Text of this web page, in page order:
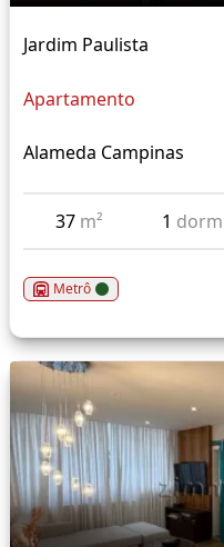
Jardim Paulista
Apartamento
Alameda Campinas
37 m² 1 dorm
Metrô